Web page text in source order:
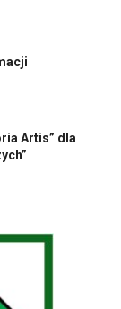
Artis” dla